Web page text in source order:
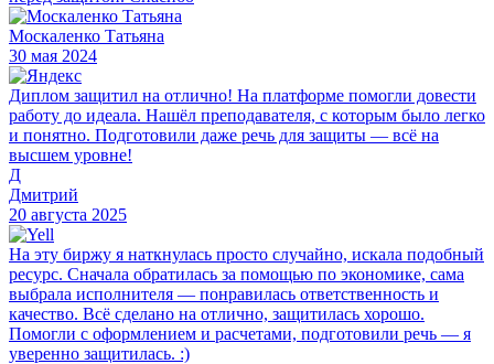
Москаленко Татьяна
30 мая 2024
Диплом защитил на отлично! На платформе помогли довести
работу до идеала. Нашёл преподавателя, с которым было легко
и понятно. Подготовили даже речь для защиты — всё на
высшем уровне!
Д
Дмитрий
20 августа 2025
На эту биржу я наткнулась просто случайно, искала подобный
ресурс. Сначала обратилась за помощью по экономике, сама
выбрала исполнителя — понравилась ответственность и
качество. Всё сделано на отлично, защитилась хорошо.
Помогли с оформлением и расчетами, подготовили речь — я
уверенно защитилась. :)